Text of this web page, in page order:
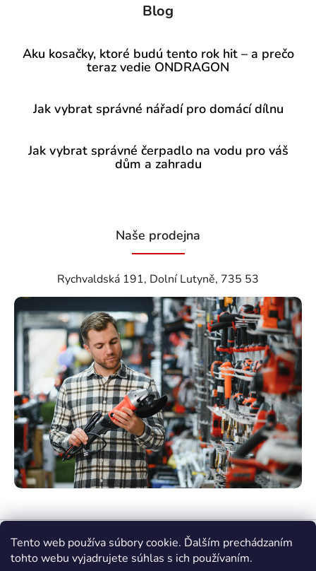
Tento web používa súbory cookie. Ďalším prechádzaním
tohto webu vyjadrujete súhlas s ich používaním.
Blog
Aku kosačky, ktoré budú tento rok hit – a prečo
teraz vedie ONDRAGON
Jak vybrat správné nářadí pro domácí dílnu
Jak vybrat správné čerpadlo na vodu pro váš
dům a zahradu
Naše prodejna
Rychvaldská 191, Dolní Lutyně, 735 53